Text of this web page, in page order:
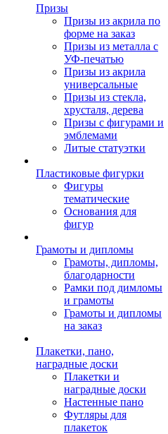
Призы
Призы из акрила по
форме на заказ
Призы из металла с
УФ-печатью
Призы из акрила
универсальные
Призы из стекла,
хрусталя, дерева
Призы с фигурами и
эмблемами
Литые статуэтки
Пластиковые фигурки
Фигуры
тематические
Основания для
фигур
Грамоты и дипломы
Грамоты, дипломы,
благодарности
Рамки под димломы
и грамоты
Грамоты и дипломы
на заказ
Плакетки, пано,
наградные доски
Плакетки и
наградные доски
Настенные пано
Футляры для
плакеток